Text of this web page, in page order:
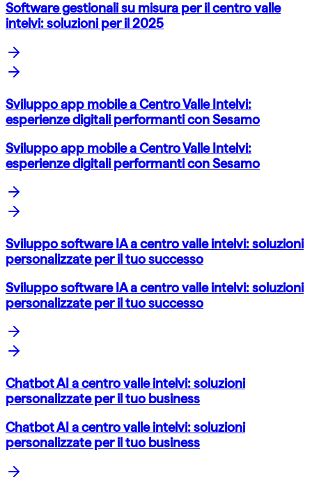
Software gestionali su misura per il centro valle
intelvi: soluzioni per il 2025
Sviluppo app mobile a Centro Valle Intelvi:
esperienze digitali performanti con Sesamo
Sviluppo app mobile a Centro Valle Intelvi:
esperienze digitali performanti con Sesamo
Sviluppo software IA a centro valle intelvi: soluzioni
personalizzate per il tuo successo
Sviluppo software IA a centro valle intelvi: soluzioni
personalizzate per il tuo successo
Chatbot AI a centro valle intelvi: soluzioni
personalizzate per il tuo business
Chatbot AI a centro valle intelvi: soluzioni
personalizzate per il tuo business